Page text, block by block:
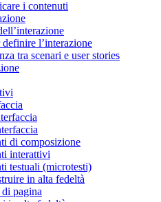
i contenuti
l’interazione
tra scenari e user stories
di composizione
interattivi
testuali (microtesti)
in alta fedeltà
pagina